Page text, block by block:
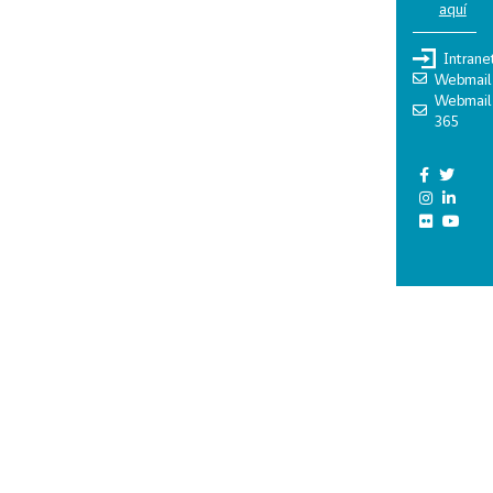
aquí
Webmail
Webmail
365